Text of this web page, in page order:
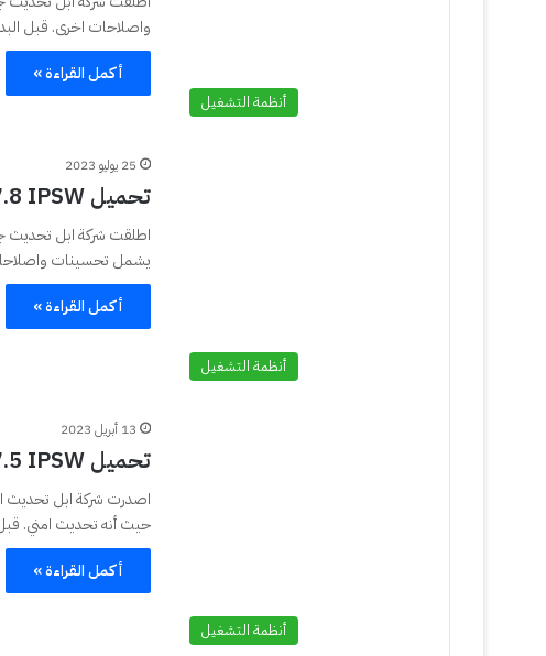
أنظمة التشغيل
واصلاحات اخرى. قبل
أكمل القراءة »
أنظمة التشغيل
25 يوليو 2023
تحميل iOS 15.7.8 IPSW و iPadOS 15.7.8 IPSW
يشمل تحسينات
أكمل القراءة »
أنظمة التشغيل
13 أبريل 2023
تحميل iOS 15.7.5 IPSW و iPadOS 15.7.5 IPSW
اصدرت شركة ابل تحديث
حيث أنه تحديث امني.
أكمل القراءة »